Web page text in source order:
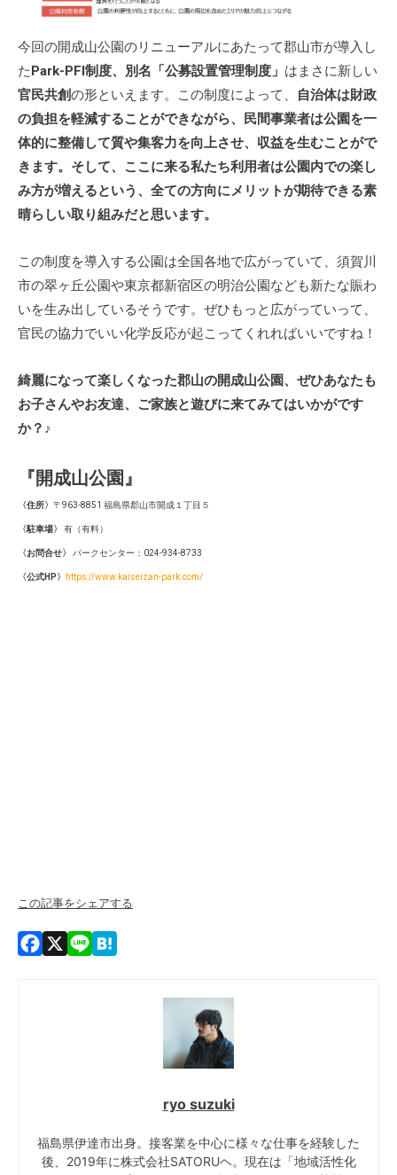
今回の開成山公園のリニューアルにあたって郡山市が導入し
たPark-PFI制度、別名「公募設置管理制度」 はまさに新しい
官民共創の形といえます。この制度によって、
自治体は財政
の負担を軽減することができながら、民間事業者は公園を一
体的に整備して質や集客力を向上させ、収益を生むことがで
きます。そして、ここに来る私たち利用者は公園内での楽し
み方が増えるという、全ての方向にメリットが期待できる素
晴らしい取り組みだと思います。
この制度を導入する公園は全国各地で広がっていて、須賀川
市の翠ヶ丘公園や東京都新宿区の明治公園なども新たな賑わ
いを生み出しているそうです。ぜひもっと広がっていって、
官民の協力でいい化学反応が起こってくれればいいですね！
綺麗になって楽しくなった郡山の開成山公園、ぜひあなたも
お子さんやお友達、ご家族と遊びに来てみてはいかがです
か？♪
『開成山公園』
〈住所〉 〒963-8851 福島県郡山市開成１丁目５
〈駐車場〉 有（有料）
〈お問合せ〉 パークセンター：024-934-8733
〈公式HP〉 https://www.kaiseizan-park.com/
この記事をシェアする
Facebook
X Line
ryo suzuki
福島県伊達市出身。接客業を中心に様々な仕事を経験した
後、2019年に株式会社SATORUヘ。現在は「地域活性化